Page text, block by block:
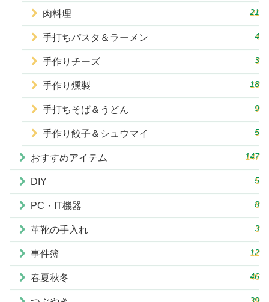
肉料理 21
手打ちパスタ＆ラーメン 4
手作りチーズ 3
手作り燻製 18
手打ちそば＆うどん 9
手作り餃子＆シュウマイ 5
おすすめアイテム 147
DIY 5
PC・IT機器 8
革靴の手入れ 3
事件簿 12
春夏秋冬 46